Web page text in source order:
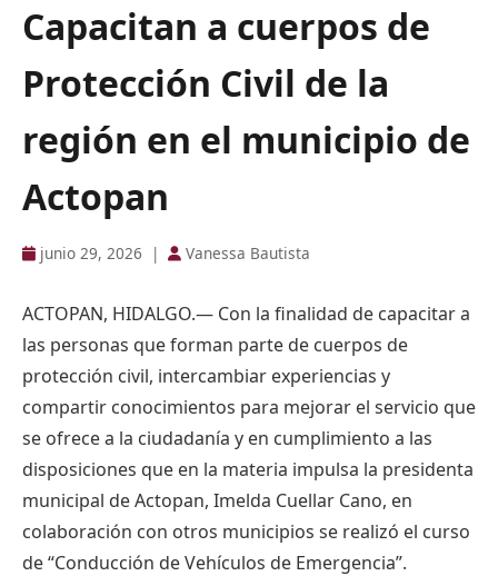
Capacitan a cuerpos de
Protección Civil de la
región en el municipio de
Actopan
junio 29, 2026 | Vanessa Bautista
ACTOPAN, HIDALGO.— Con la finalidad de capacitar a
las personas que forman parte de cuerpos de
protección civil, intercambiar experiencias y
compartir conocimientos para mejorar el servicio que
se ofrece a la ciudadanía y en cumplimiento a las
disposiciones que en la materia impulsa la presidenta
municipal de Actopan, Imelda Cuellar Cano, en
colaboración con otros municipios se realizó el curso
de “Conducción de Vehículos de Emergencia”.